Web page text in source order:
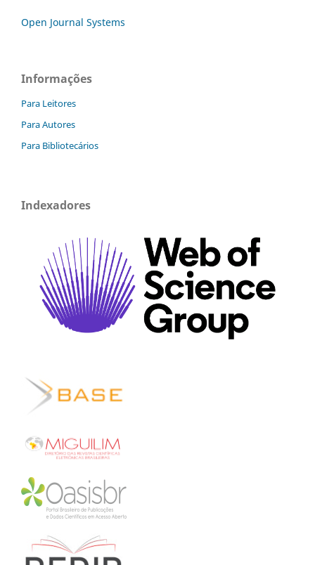
Open Journal Systems
Informações
Para Leitores
Para Autores
Para Bibliotecários
Indexadores